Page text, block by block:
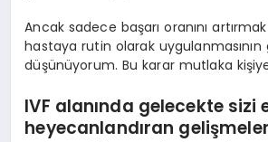
Ancak sadece başarı oranını
hastaya rutin olarak uygulanmasının
düşünüyorum. Bu karar mutlaka
IVF alanında gelecekte sizi
heyecanlandıran